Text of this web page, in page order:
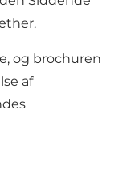
og brochuren
af